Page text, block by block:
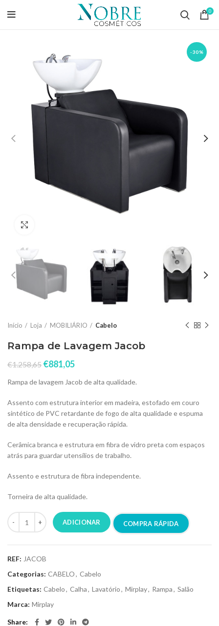
0
-30%
Início Loja MOBILIÁRIO Cabelo
Rampa de Lavagem Jacob
€1.258,65 €881,05
Rampa de lavagem Jacob de alta qualidade.
Assento com estrutura interior em madeira, estofado em couro
sintético de PVC retardante de fogo de alta qualidade e espuma
de alta densidade e recuperação rápida.
Cerâmica branca e estrutura em fibra de vidro preta com espaços
atrás para guardar utensílios de trabalho.
Assento e estrutura de fibra independente.
Torneira de alta qualidade.
ADICIONAR COMPRA RÁPIDA
REF: JACOB
Categorias: CABELO, Cabelo
Etiquetas: Cabelo, Calha, Lavatório, Mirplay, Rampa, Salão
Marca: Mirplay
Share